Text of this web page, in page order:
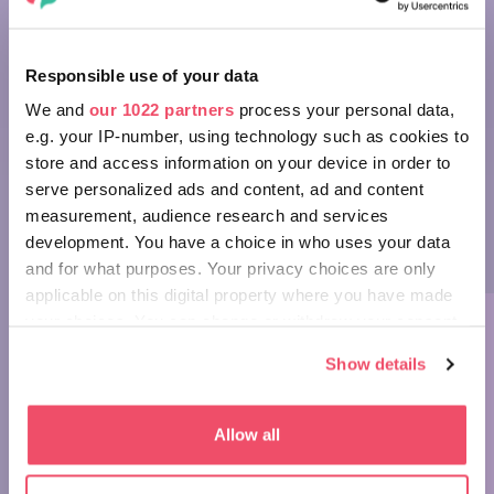
Responsible use of your data
We and our 1022 partners process your personal data,
e.g. your IP-number, using technology such as cookies to
store and access information on your device in order to
serve personalized ads and content, ad and content
measurement, audience research and services
development. You have a choice in who uses your data
and for what purposes. Your privacy choices are only
applicable on this digital property where you have made
If you allow, we would also like to:
which can be accurate to within several meters
Show details
Allow all
WONDERS OF HUNGARY: TARN OF MEGYER-
We have launched a mini-series entitled Wonders of
Hungary, occasionally presenting our country's beautiful
treasures in about a minute to inspire you. Welcome to
part 9, in which we show you the wonderful Tarn of
Megyer-hegy